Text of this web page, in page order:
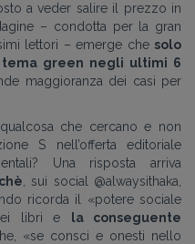
a veder salire il prezzo in
– condotta per la gran
lettori – emerge che solo
tema green negli ultimi 6
maggioranza dei casi per
che cercano e non
S nell’offerta editoriale
Una risposta arriva
, sui social @alwaysithaka,
ricorda il «potere sociale
libri e
la conseguente
«se consci e onesti nello